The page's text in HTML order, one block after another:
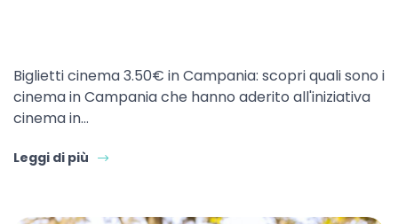
Biglietti cinema 3.50€ in Campania: scopri quali sono i
cinema in Campania che hanno aderito all'iniziativa
cinema in…
Leggi di più